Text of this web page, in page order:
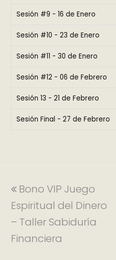
Sesión #9 - 16 de Enero
Sesión #10 - 23 de Enero
Sesión #11 - 30 de Enero
Sesión #12 - 06 de Febrero
Sesión 13 - 21 de Febrero
Sesión Final - 27 de Febrero
Bono VIP Juego
Espiritual del Dinero
– Taller Sabiduría
Financiera